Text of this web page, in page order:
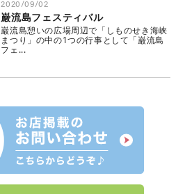
2020/09/02
巌流島フェスティバル
巌流島憩いの広場周辺で「しものせき海峡
まつり」の中の1つの行事として「巌流島
フェ...